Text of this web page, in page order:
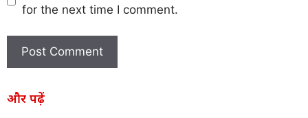
for the next time I comment.
और पढ़ें